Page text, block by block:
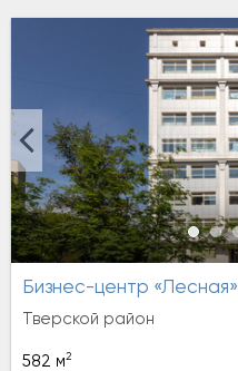
Бизнес-центр «Лесная»
Тверской район
582 м2